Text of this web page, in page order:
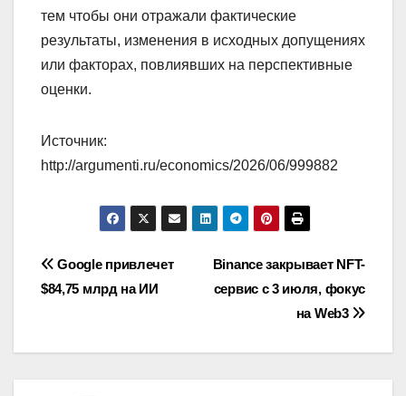
тем чтобы они отражали фактические
результаты, изменения в исходных допущениях
или факторах, повлиявших на перспективные
оценки.
Источник:
http://argumenti.ru/economics/2026/06/999882
Навигация
по
записям
Binance закрывает NFT-
сервис с 3 июля, фокус
на Web3
Google привлечет
$84,75 млрд на ИИ